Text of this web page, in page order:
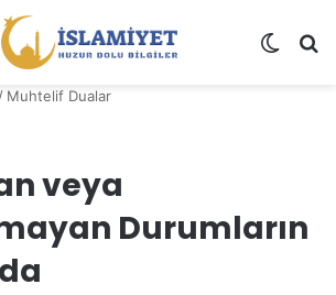
Dış
/ Muhtelif Dualar
veya
Durumların